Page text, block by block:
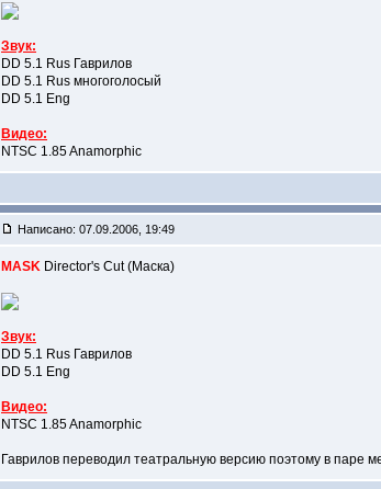
Звук:
DD 5.1 Rus Гаврилов
DD 5.1 Rus многоголосый
DD 5.1 Eng
Видео:
NTSC 1.85 Anamorphic
Написано: 07.09.2006, 19:49
MASK Director's Cut (Маска)
Звук:
DD 5.1 Rus Гаврилов
DD 5.1 Eng
Видео:
NTSC 1.85 Anamorphic
Гаврилов переводил театральную версию поэтому в паре